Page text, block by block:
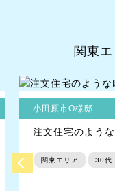
関東
小田原市O様邸
注文住宅のよう
関東エリア 30代